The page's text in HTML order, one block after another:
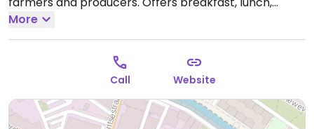
dinner and coffee. Dinners are 4, 5, or 5 courses, fully
vegan with the option to add meat at an extra cost.
Also has vegan cooking masterclasses. The
restaurant and meeting rooms can be booked in
advance for business meeting or celebrations. Also
has a terrace.Open Mon 09:00-18:00, Tue-Fri 09:00-
23:00, Sat 08:00-23:00, Sun 10:00-17:00.Closed Mon.
More
Call Website